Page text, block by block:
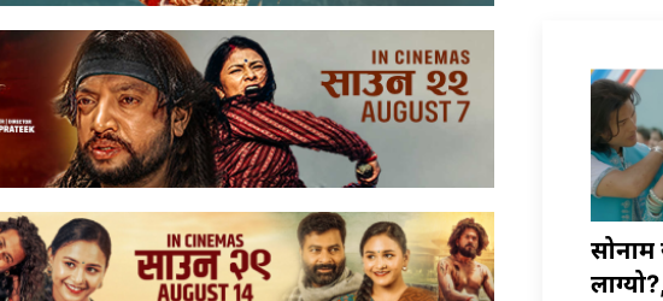
सोनाम